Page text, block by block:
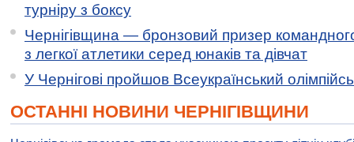
турніру з боксу
Чернігівщина — бронзовий призер
з легкої атлетики серед юнаків та дівчат
У Чернігові пройшов Всеукраїнський
ОСТАННІ НОВИНИ ЧЕРНІГІВЩИНИ